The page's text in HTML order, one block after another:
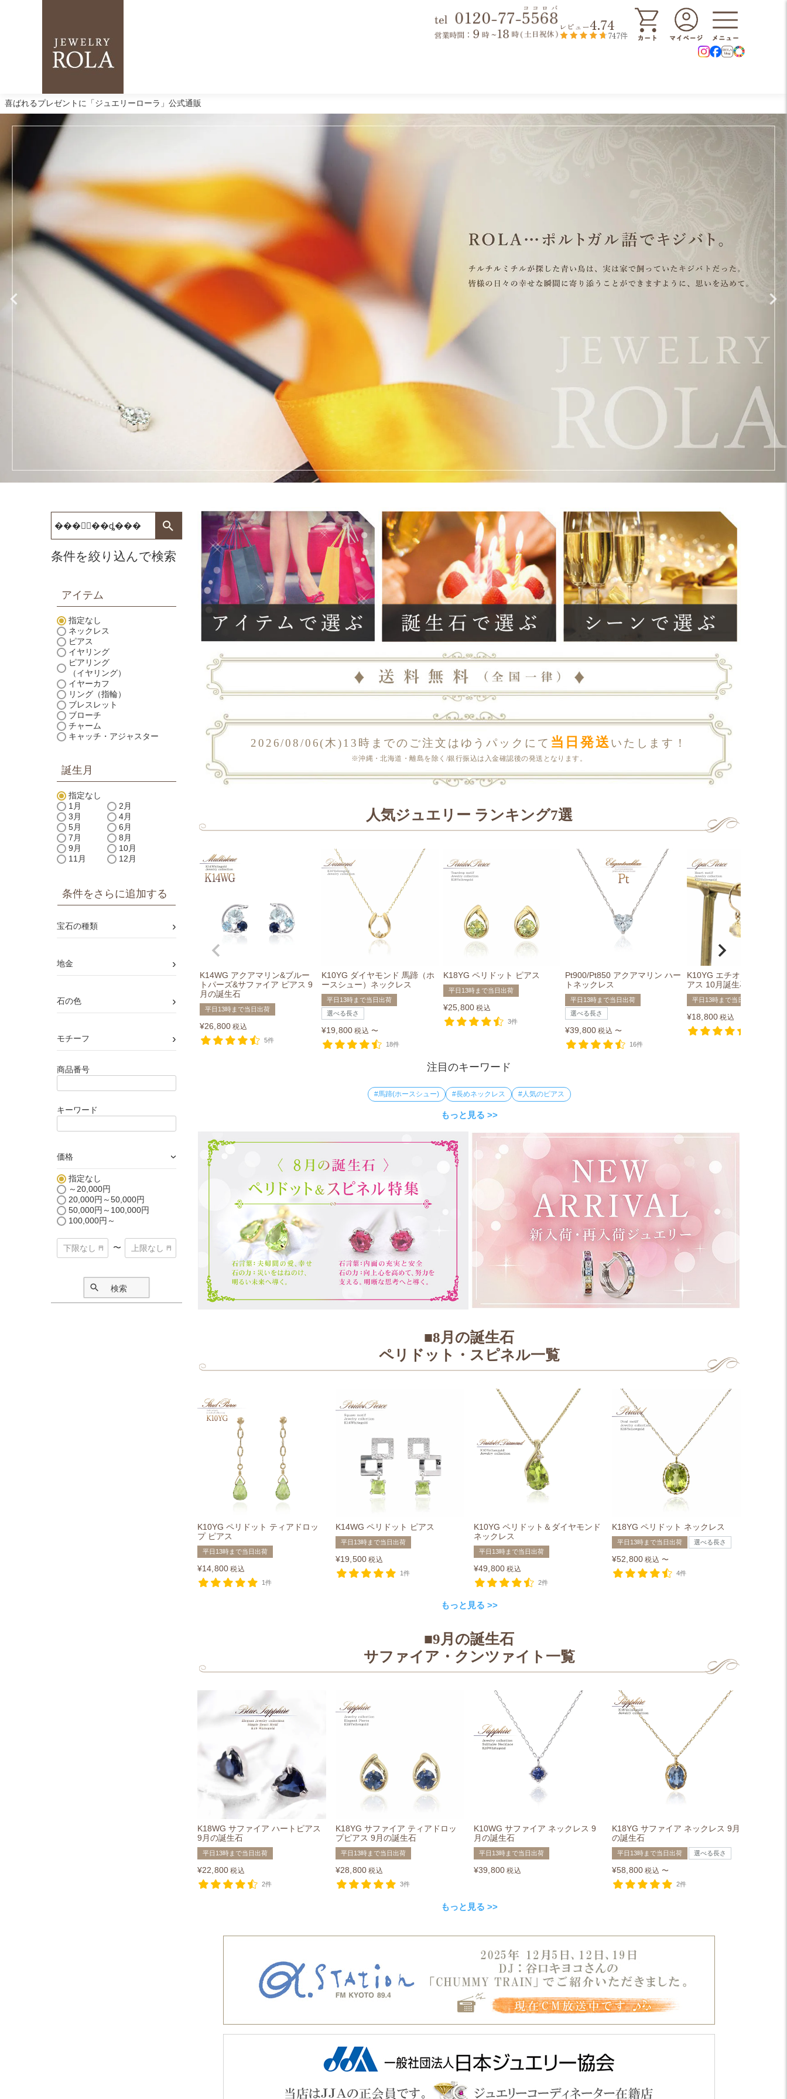
レビュー4.74
747件
喜ばれるプレゼントに「ジュエリーローラ」公式通販
条件を絞り込んで検索
アイテム
指定なし
ネックレス
ピアス
イヤリング
ピアリング
（イヤリング）
イヤーカフ
リング（指輪）
ブレスレット
ブローチ
チャーム
キャッチ・アジャスター
誕生月
指定なし
1月
2月
3月
4月
5月
6月
7月
8月
9月
10月
11月
12月
条件をさらに追加する
宝石の種類 ›
地金 ›
石の色 ›
モチーフ ›
商品番号
キーワード
価格 ›
指定なし
～20,000円
20,000円～50,000円
50,000円～100,000円
100,000円～
〜
検索
2026/08/06(木)13時までのご注文は ゆうパックにて 当日発送いたします！
※沖縄・北海道・離島を除く/銀行振込は入金確認後の発送となります。
人気ジュエリー ランキング7選
K14WG アクアマリン&ブルー
トパーズ&サファイア ピアス 9
月の誕生石
平日13時まで当日出荷
¥26,800 税込
5件
K10YG ダイヤモンド 馬蹄（ホ
ースシュー）ネックレス
平日13時まで当日出荷
選べる長さ
¥19,800 税込 〜
18件
K18YG ペリドット ピアス
平日13時まで当日出荷
¥25,800 税込
3件
Pt900/Pt850 アクアマリン ハー
トネックレス
平日13時まで当日出荷
選べる長さ
¥39,800 税込 〜
16件
K10YG エチオピアオパー
アス 10月誕生石
平日13時まで当日出荷
¥18,800 税込
注目のキーワード
#馬蹄(ホースシュー) #長めネックレス #人気のピアス
もっと見る >>
■8月の誕生石
ペリドット・スピネル一覧
K10YG ペリドット ティアドロッ
プ ピアス
平日13時まで当日出荷
¥14,800 税込
1件
K14WG ペリドット ピアス
平日13時まで当日出荷
¥19,500 税込
1件
K10YG ペリドット＆ダイヤモンド
ネックレス
平日13時まで当日出荷
¥49,800 税込
2件
K18YG ペリドット ネックレス
平日13時まで当日出荷 選べる長さ
¥52,800 税込 〜
4件
もっと見る >>
■9月の誕生石
サファイア・クンツァイト一覧
K18WG サファイア ハートピアス
9月の誕生石
平日13時まで当日出荷
¥22,800 税込
2件
K18YG サファイア ティアドロッ
プピアス 9月の誕生石
平日13時まで当日出荷
¥28,800 税込
3件
K10WG サファイア ネックレス 9
月の誕生石
平日13時まで当日出荷
¥39,800 税込
K18YG サファイア ネックレス 9月
の誕生石
平日13時まで当日出荷 選べる長さ
¥58,800 税込 〜
2件
もっと見る >>